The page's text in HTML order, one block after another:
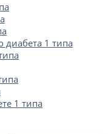
диабета 1 типа
1 типа